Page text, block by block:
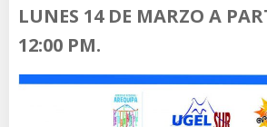
LUNES 14 DE MARZO A
12:00 PM.